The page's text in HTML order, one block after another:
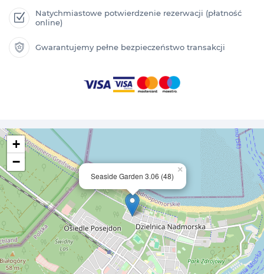
Natychmiastowe potwierdzenie rezerwacji (płatność
online)
Gwarantujemy pełne bezpieczeństwo transakcji
Seaside Garden 3.06 (48)
×
+
−